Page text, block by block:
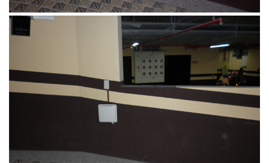
9.車位在席導引系列實績
11.周邊配備-紅綠燈實績
12.周邊配備-滿車燈箱實績